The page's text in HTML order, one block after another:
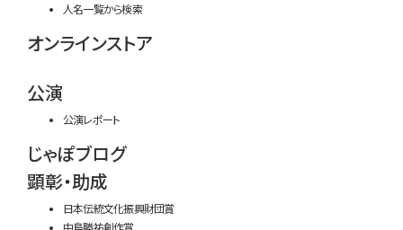
人名一覧から検索
オンラインストア
公演
公演レポート
じゃぽブログ
顕彰・助成
日本伝統文化振興財団賞